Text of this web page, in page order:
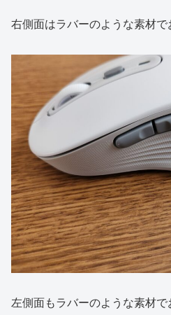
右側面はラバーのような素材で
左側面もラバーのような素材